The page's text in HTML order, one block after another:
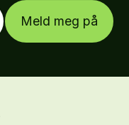
Meld meg på